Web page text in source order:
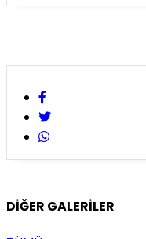
DİĞER GALERİLER